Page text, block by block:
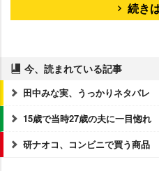
続き
今、読まれている記事
田中みな実、うっかりネタバレ
15歳で当時27歳の夫に一目惚れ
研ナオコ、コンビニで買う商品